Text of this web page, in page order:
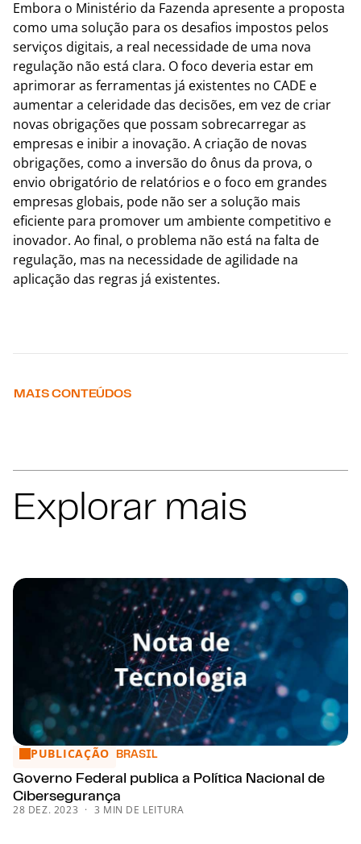
Embora o Ministério da Fazenda apresente a proposta
como uma solução para os desafios impostos pelos
serviços digitais, a real necessidade de uma nova
regulação não está clara. O foco deveria estar em
aprimorar as ferramentas já existentes no CADE e
aumentar a celeridade das decisões, em vez de criar
novas obrigações que possam sobrecarregar as
empresas e inibir a inovação. A criação de novas
obrigações, como a inversão do ônus da prova, o
envio obrigatório de relatórios e o foco em grandes
empresas globais, pode não ser a solução mais
eficiente para promover um ambiente competitivo e
inovador. Ao final, o problema não está na falta de
regulação, mas na necessidade de agilidade na
aplicação das regras já existentes.
MAIS CONTEÚDOS
Explorar mais
Governo Federal publica a Política Nacional de
PUBLICAÇÃO BRASIL
Governo Federal publica a Política Nacional de
Cibersegurança
28 DEZ. 2023 3 MIN DE LEITURA